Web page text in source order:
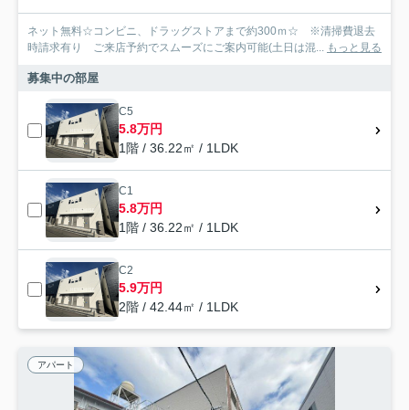
ネット無料☆コンビニ、ドラッグストアまで約300ｍ☆ ※清掃費退去
時請求有り ご来店予約でスムーズにご案内可能(土日は混... もっと見る
募集中の部屋
C5
5.8万円
1階 / 36.22㎡ / 1LDK
C1
5.8万円
1階 / 36.22㎡ / 1LDK
C2
5.9万円
2階 / 42.44㎡ / 1LDK
アパート